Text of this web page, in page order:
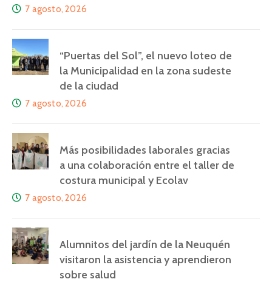
7 agosto, 2026
“Puertas del Sol”, el nuevo loteo de
la Municipalidad en la zona sudeste
de la ciudad
7 agosto, 2026
Más posibilidades laborales gracias
a una colaboración entre el taller de
costura municipal y Ecolav
7 agosto, 2026
Alumnitos del jardín de la Neuquén
visitaron la asistencia y aprendieron
sobre salud